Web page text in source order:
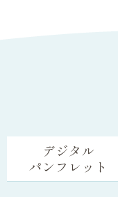
デジタル
パンフレット